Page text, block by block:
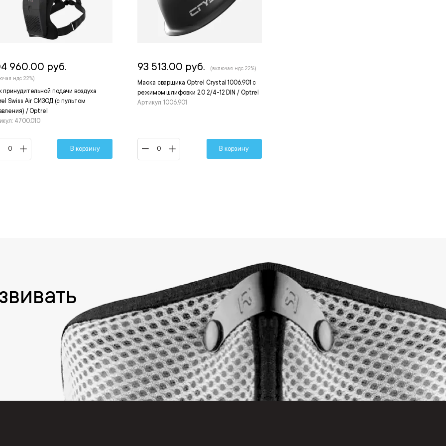
принудительной подачи воздуха
Swiss Air СИЗОД (с пультом
/ Optrel
4700.010
960.00 руб.
ндс 22%)
В корзину
Маска сварщика Optrel Crystal 1006.901 с
режимом шлифовки 2.0 2/4-12 DIN / Optrel
Артикул: 1006.901
93 513.00 руб. (включая ндс 22%)
В корзину